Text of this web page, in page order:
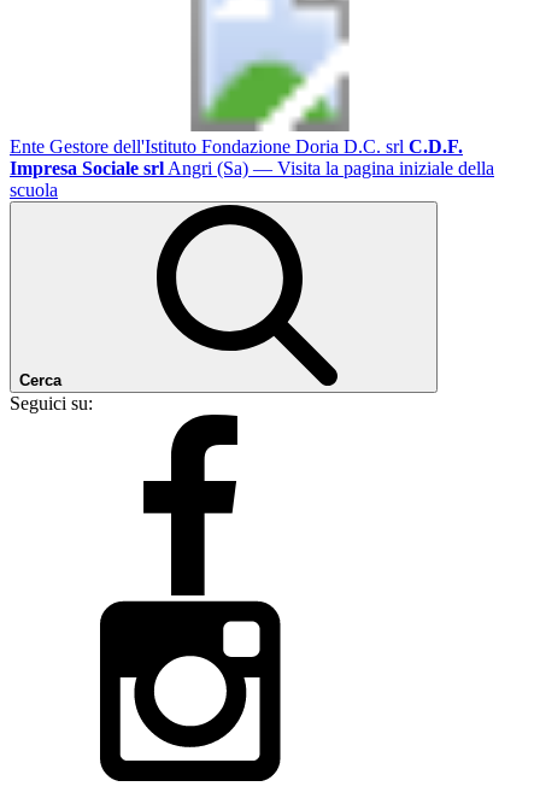
Ente Gestore dell'Istituto Fondazione Doria D.C. srl C.D.F.
Impresa Sociale srl Angri (Sa) — Visita la pagina iniziale della
scuola
Cerca
Seguici su: